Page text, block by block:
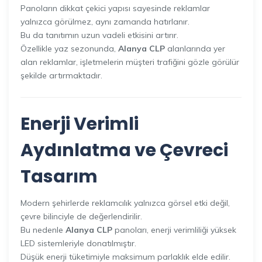
Panoların dikkat çekici yapısı sayesinde reklamlar
yalnızca görülmez, aynı zamanda hatırlanır.
Bu da tanıtımın uzun vadeli etkisini artırır.
Özellikle yaz sezonunda, Alanya CLP alanlarında yer
alan reklamlar, işletmelerin müşteri trafiğini gözle görülür
şekilde artırmaktadır.
Enerji Verimli
Aydınlatma ve Çevreci
Tasarım
Modern şehirlerde reklamcılık yalnızca görsel etki değil,
çevre bilinciyle de değerlendirilir.
Bu nedenle Alanya CLP panoları, enerji verimliliği yüksek
LED sistemleriyle donatılmıştır.
Düşük enerji tüketimiyle maksimum parlaklık elde edilir.